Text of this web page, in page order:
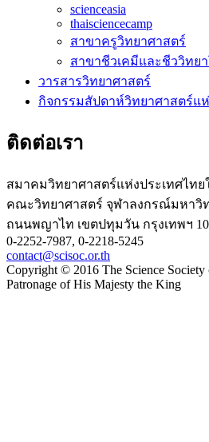
scienceasia
thaisciencecamp
สาขาครูวิทยาศาสตร์
สาขาชีวเคมีและชีววิทย
วารสารวิทยาศาสตร์
กิจกรรมสัปดาห์วิทยาศาสตร์แ
ติดต่อเรา
สมาคมวิทยาศาสตร์แห่งประเทศไท
คณะวิทยาศาสตร์ จุฬาลงกรณ์มหาวิ
ถนนพญาไท เขตปทุมวัน กรุงเทพฯ
0-2252-7987, 0-2218-5245
contact@scisoc.or.th
Copyright © 2016 The Science
Patronage of His Majesty the King